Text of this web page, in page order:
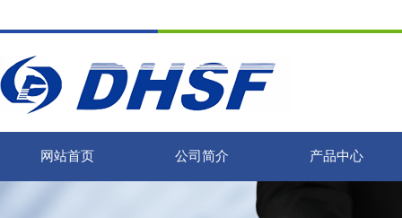
网站首页 公司简介 产品中心